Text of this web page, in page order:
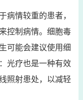
病情较重的患者，
控制病情。细胞毒
可能会建议使用细
光疗也是一种有效
照射患处，以减轻